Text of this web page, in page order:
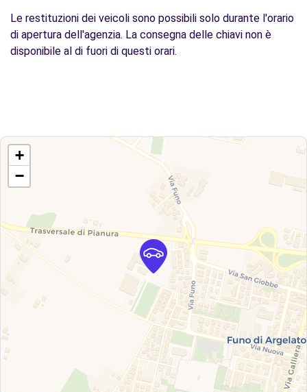
Le restituzioni dei veicoli sono possibili solo durante l'orario
di apertura dell'agenzia. La consegna delle chiavi non è
disponibile al di fuori di questi orari.
+
−